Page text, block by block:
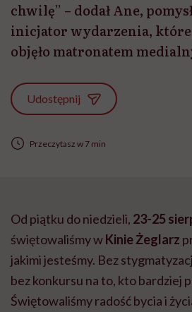
chwilę” – dodał Ane,
inicjator wydarzenia,
objęło matronatem
Udostępnij
Przeczytasz w 7 min
Od piątku do niedzieli, 23-25
świętowaliśmy wKinie Żeglarz
jakimi jesteśmy. Bez
bez konkursu na to, kto bardziej
Świętowaliśmy radość bycia i